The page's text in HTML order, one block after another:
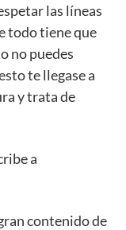
las líneas
todo tiene que
no puedes
te llegase a
y trata de
a
contenido de